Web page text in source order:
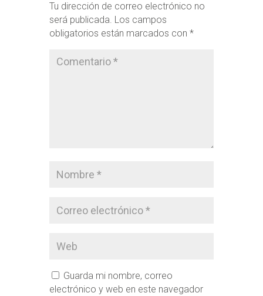
Tu dirección de correo electrónico no
será publicada. Los campos
obligatorios están marcados con *
Guarda mi nombre, correo
electrónico y web en este navegador